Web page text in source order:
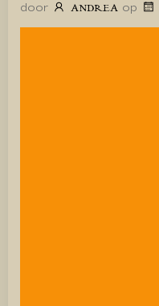
door ANDREA op